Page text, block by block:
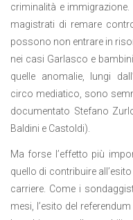
criminalità e
magistrati di remare
possono non entrare in
nei casi Garlasco e
quelle anomalie, lungi
circo mediatico, sono
documentato Stefano
Baldini e Castoldi).
Ma forse l’effetto più
quello di contribuire
carriere. Come i
mesi, l’esito del